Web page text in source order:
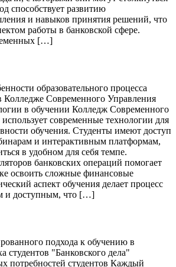
способствует развитию
и навыков принятия решений, что
работы в банковской сфере.
[…]
образовательного процесса
Колледже Современного Управления
в обучении Колледж Современного
современные технологии для
обучения. Студенты имеют доступ
и интерактивным платформам,
в удобном для себя темпе.
банковских операций помогает
освоить сложные финансовые
аспект обучения делает процесс
и доступным, что […]
подхода к обучению в
студентов "Банковского дела"
потребностей студентов Каждый